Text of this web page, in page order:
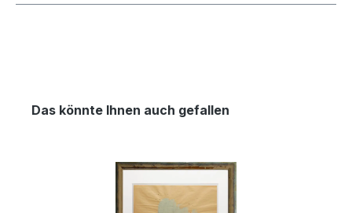
Das könnte Ihnen auch gefallen